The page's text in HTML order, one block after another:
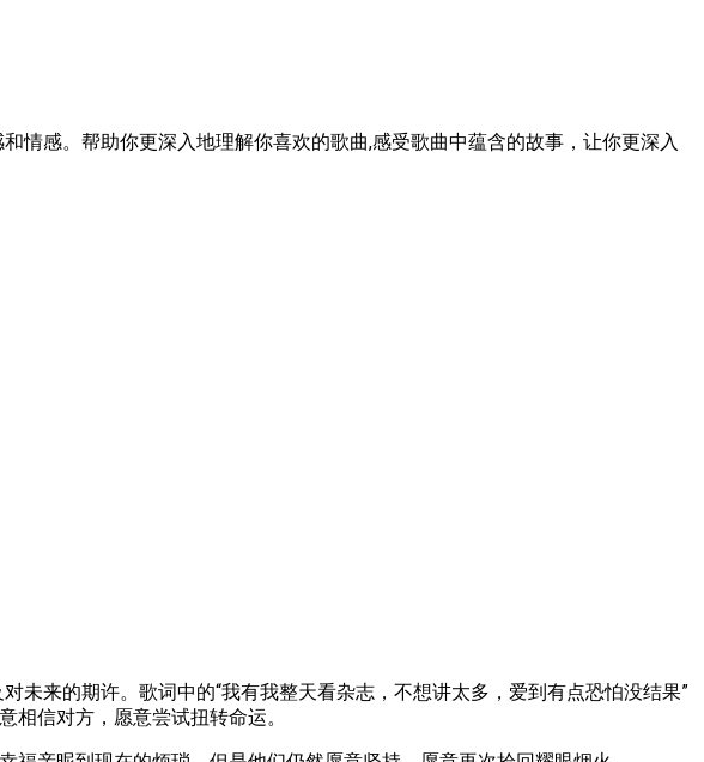
情感。帮助你更深入地理解你喜欢的歌曲,感受歌曲中蕴含的故事，让你更深入
来的期许。歌词中的“我有我整天看杂志，不想讲太多，爱到有点恐怕没结果”
相信对方，愿意尝试扭转命运。